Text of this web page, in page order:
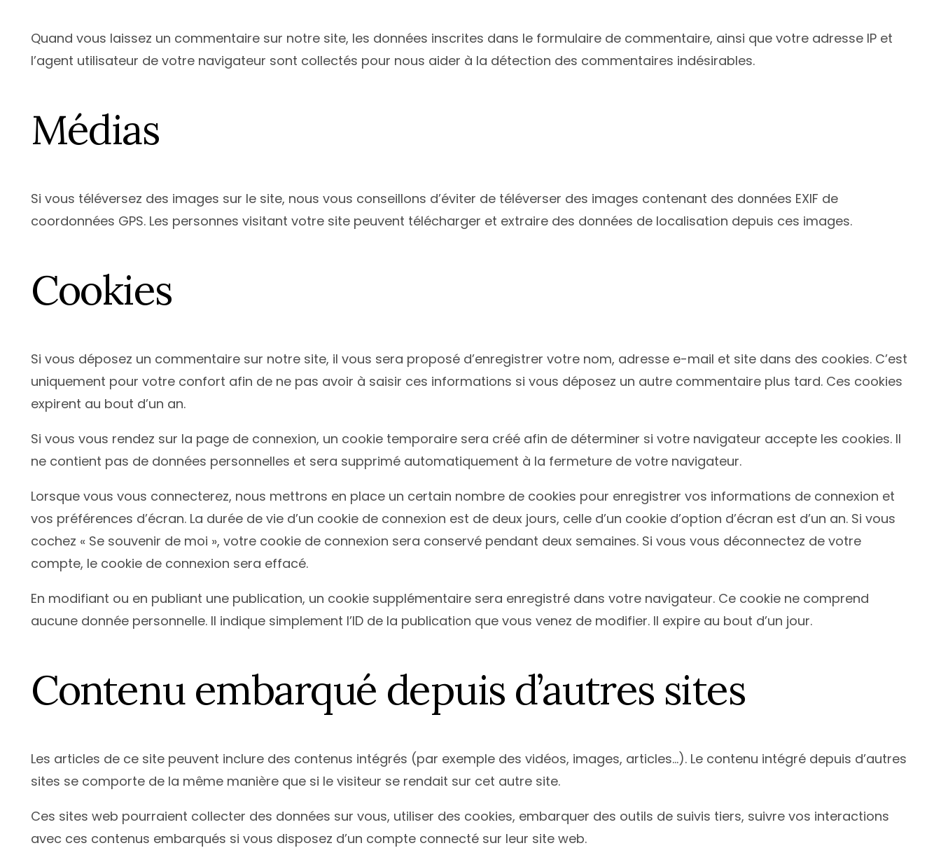
Quand vous laissez un commentaire sur notre site, les données inscrites dans le formulaire de commentaire, ainsi que votre adresse IP et
l’agent utilisateur de votre navigateur sont collectés pour nous aider à la détection des commentaires indésirables.
Médias
Si vous téléversez des images sur le site, nous vous conseillons d’éviter de téléverser des images contenant des données EXIF de
coordonnées GPS. Les personnes visitant votre site peuvent télécharger et extraire des données de localisation depuis ces images.
Cookies
Si vous déposez un commentaire sur notre site, il vous sera proposé d’enregistrer votre nom, adresse e-mail et site dans des cookies. C’est
uniquement pour votre confort afin de ne pas avoir à saisir ces informations si vous déposez un autre commentaire plus tard. Ces cookies
expirent au bout d’un an.
Si vous vous rendez sur la page de connexion, un cookie temporaire sera créé afin de déterminer si votre navigateur accepte les cookies. Il
ne contient pas de données personnelles et sera supprimé automatiquement à la fermeture de votre navigateur.
Lorsque vous vous connecterez, nous mettrons en place un certain nombre de cookies pour enregistrer vos informations de connexion et
vos préférences d’écran. La durée de vie d’un cookie de connexion est de deux jours, celle d’un cookie d’option d’écran est d’un an. Si vous
cochez « Se souvenir de moi », votre cookie de connexion sera conservé pendant deux semaines. Si vous vous déconnectez de votre
compte, le cookie de connexion sera effacé.
En modifiant ou en publiant une publication, un cookie supplémentaire sera enregistré dans votre navigateur. Ce cookie ne comprend
aucune donnée personnelle. Il indique simplement l’ID de la publication que vous venez de modifier. Il expire au bout d’un jour.
Contenu embarqué depuis d’autres sites
Les articles de ce site peuvent inclure des contenus intégrés (par exemple des vidéos, images, articles…). Le contenu intégré depuis d’autres
sites se comporte de la même manière que si le visiteur se rendait sur cet autre site.
Ces sites web pourraient collecter des données sur vous, utiliser des cookies, embarquer des outils de suivis tiers, suivre vos interactions
avec ces contenus embarqués si vous disposez d’un compte connecté sur leur site web.